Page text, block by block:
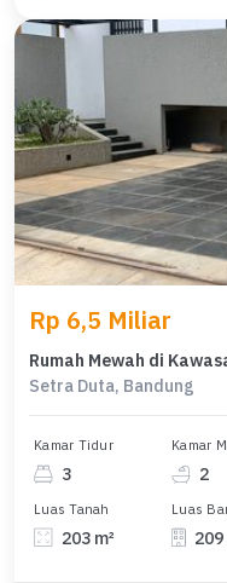
Rp 6,5 Miliar
Setra Duta, Bandung
Kamar Tidur
3
Kamar
2
Luas Tanah
203 m²
Luas
209